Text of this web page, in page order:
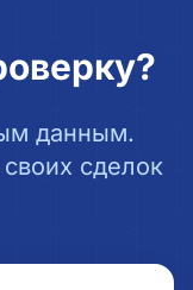
данным.
сделок